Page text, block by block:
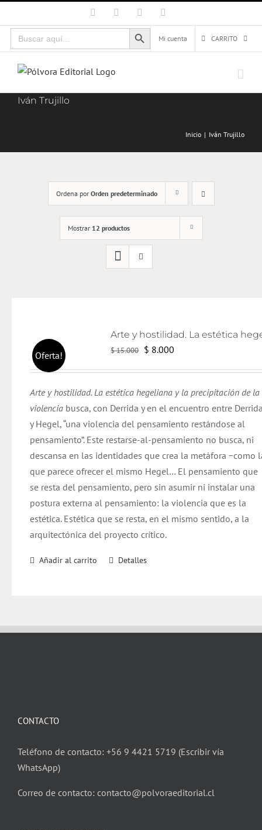
al
contenido
Facebook Instagram
Buscar:
Botón de búsqueda
Mi cuenta
CARRITO
Iván Trujillo
Inicio Iván Trujillo
Ordena por Orden predeterminado
Mostrar 12 productos
Oferta! $15.000 El
era:
$ 15.000.
$ 8.000
es:
$ 8.000.
Arte y hostilidad. La estética hegeliana y la precipitación de la
violencia busca, con Derrida y en el encuentro entre
y Hegel, “una violencia del pensamiento restándose al
pensamiento”. Este restarse-al-pensamiento no busca, ni
descansa en las identidades que crea la metáfora −como
que parece ofrecer el mismo Hegel… El pensamiento que
se resta del pensamiento, pero sin asumir ni instalar una
postura externa al pensamiento: la violencia que es la
estética. Estética que se resta, en el mismo sentido, a la
arquitectónica del proyecto crítico.
Añadir al carrito Detalles
CONTACTO
Teléfono de contacto: +56 9 4421 5719 (Escribir vía
WhatsApp)
Correo de contacto: contacto@polvoraeditorial.cl